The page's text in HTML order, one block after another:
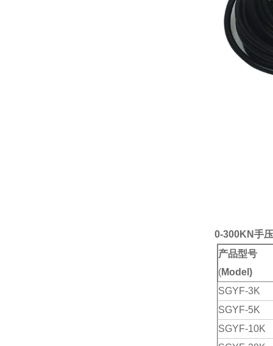
0-300KN手
产品型号
(Model)
SGYF-3K
SGYF-5K
SGYF-10K